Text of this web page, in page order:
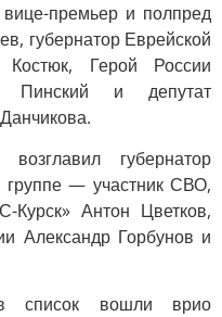
премьер и полпред
губернатор Еврейской
Герой России
Пинский и депутат
губернатор
— участник СВО,
Курск» Антон Цветков,
Александр Горбунов и
список вошли врио